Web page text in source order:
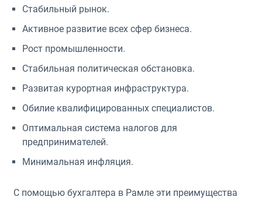
Стабильный рынок.
Активное развитие всех сфер бизнеса.
Рост промышленности.
Стабильная политическая обстановка.
Развитая курортная инфраструктура.
Обилие квалифицированных специалистов.
Оптимальная система налогов для
предпринимателей.
Минимальная инфляция.
С помощью бухгалтера в Рамле эти преимущества